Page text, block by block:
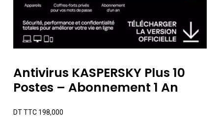
Antivirus KASPERSKY Plus 10
Postes – Abonnement 1 An
DT TTC198,000